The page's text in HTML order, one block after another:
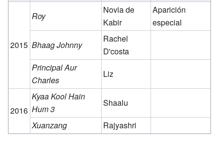
2015
Roy
Novia de
Kabir
Aparición
especial
Bhaag Johnny
Rachel
D'costa
Principal Aur
Charles
Liz
2016
Kyaa Kool Hain
Hum 3
Shaalu
Xuanzang
Rajyashri